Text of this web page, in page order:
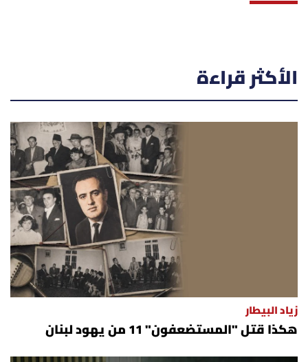
الأكثر قراءة
زياد البيطار
هكذا قتل "المستضعفون" 11 من يهود لبنان